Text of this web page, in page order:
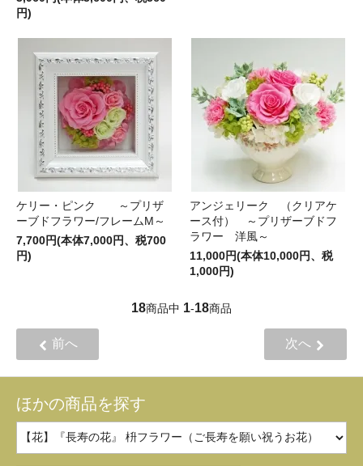
円)
ケリー・ピンク ～プリザ
ーブドフラワー/フレームM～
7,700円(本体7,000円、税700
円)
アンジェリーク （クリアケ
ース付） ～プリザーブドフ
ラワー 洋風～
11,000円(本体10,000円、税
1,000円)
18商品中 1-18商品
前へ 次へ
ほかの商品を探す